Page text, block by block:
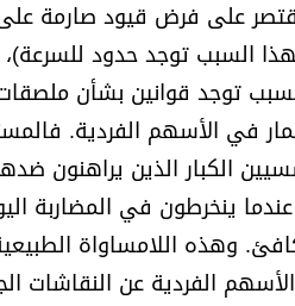
على فرض قيود صارمة
السبب توجد حدود
توجد قوانين بشأن
في الأسهم الفردية.
الكبار الذين يراهنون
ينخرطون في المضاربة
وهذه اللامساواة
الفردية عن النقاشات